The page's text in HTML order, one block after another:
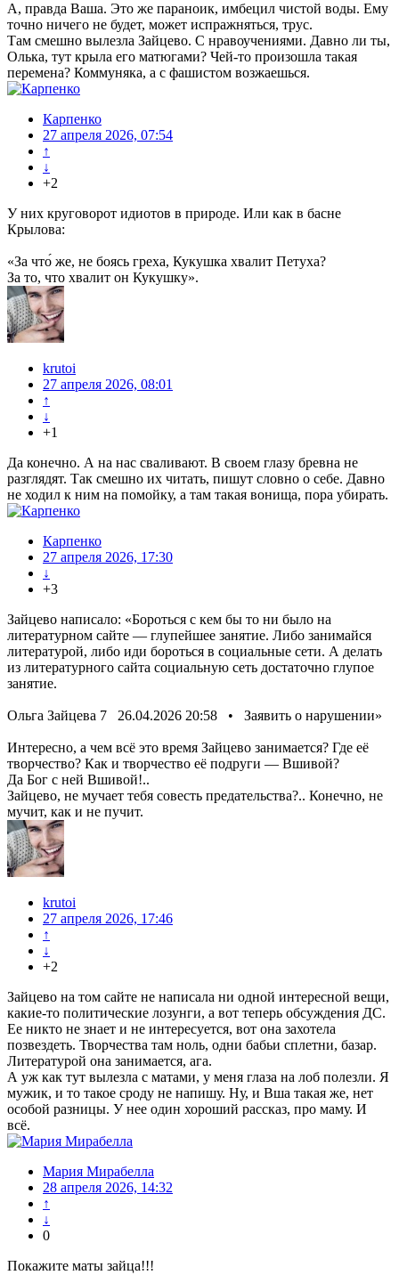
А, правда Ваша. Это же параноик, имбецил чистой воды. Ему
точно ничего не будет, может испражняться, трус.
Там смешно вылезла Зайцево. С нравоучениями. Давно ли ты,
Олька, тут крыла его матюгами? Чей-то произошла такая
перемена? Коммуняка, а с фашистом возжаешься.
Карпенко
27 апреля 2026, 07:54
↑
↓
+2
У них круговорот идиотов в природе. Или как в басне
Крылова:
«За что́ же, не боясь греха, Кукушка хвалит Петуха?
За то, что хвалит он Кукушку».
krutoi
27 апреля 2026, 08:01
↑
↓
+1
Да конечно. А на нас сваливают. В своем глазу бревна не
разглядят. Так смешно их читать, пишут словно о себе. Давно
не ходил к ним на помойку, а там такая вонища, пора убирать.
Карпенко
27 апреля 2026, 17:30
↓
+3
Зайцево написало: «Бороться с кем бы то ни было на
литературном сайте — глупейшее занятие. Либо занимайся
литературой, либо иди бороться в социальные сети. А делать
из литературного сайта социальную сеть достаточно глупое
занятие.
Ольга Зайцева 7 26.04.2026 20:58 • Заявить о нарушении»
Интересно, а чем всё это время Зайцево занимается? Где её
творчество? Как и творчество её подруги — Вшивой?
Да Бог с ней Вшивой!..
Зайцево, не мучает тебя совесть предательства?.. Конечно, не
мучит, как и не пучит.
krutoi
27 апреля 2026, 17:46
↑
↓
+2
Зайцево на том сайте не написала ни одной интересной вещи,
какие-то политические лозунги, а вот теперь обсуждения ДС.
Ее никто не знает и не интересуется, вот она захотела
позвездеть. Творчества там ноль, одни бабьи сплетни, базар.
Литературой она занимается, ага.
А уж как тут вылезла с матами, у меня глаза на лоб полезли. Я
мужик, и то такое сроду не напишу. Ну, и Вша такая же, нет
особой разницы. У нее один хороший рассказ, про маму. И
всё.
Мария Мирабелла
28 апреля 2026, 14:32
↑
↓
0
Покажите маты зайца!!!